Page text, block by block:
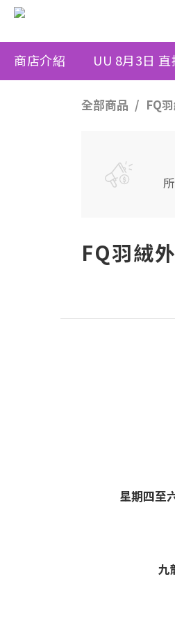
商店介紹 UU 8月3日 直
全部商品 FQ
FQ羽絨
星期四至
九